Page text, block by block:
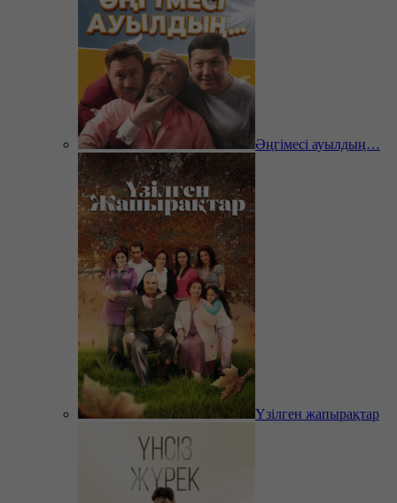
Әңгімесі ауылдың…
Үзілген жапырақтар